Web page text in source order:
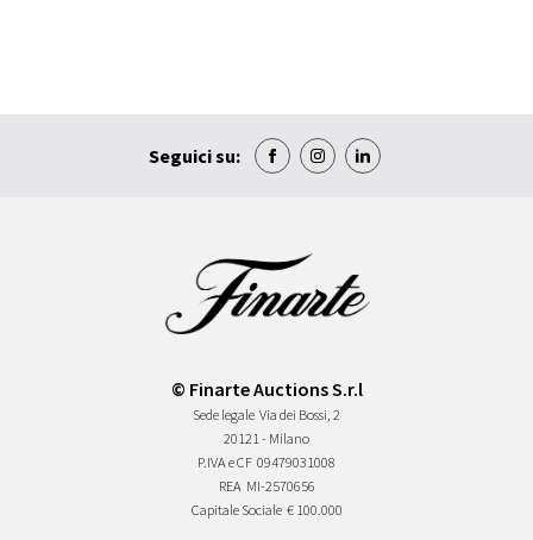
Seguici su:
© Finarte Auctions S.r.l
Sede legale Via dei Bossi, 2
20121 - Milano
P.IVA e CF 09479031008
REA MI-2570656
Capitale Sociale € 100.000